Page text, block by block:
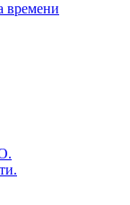
времени